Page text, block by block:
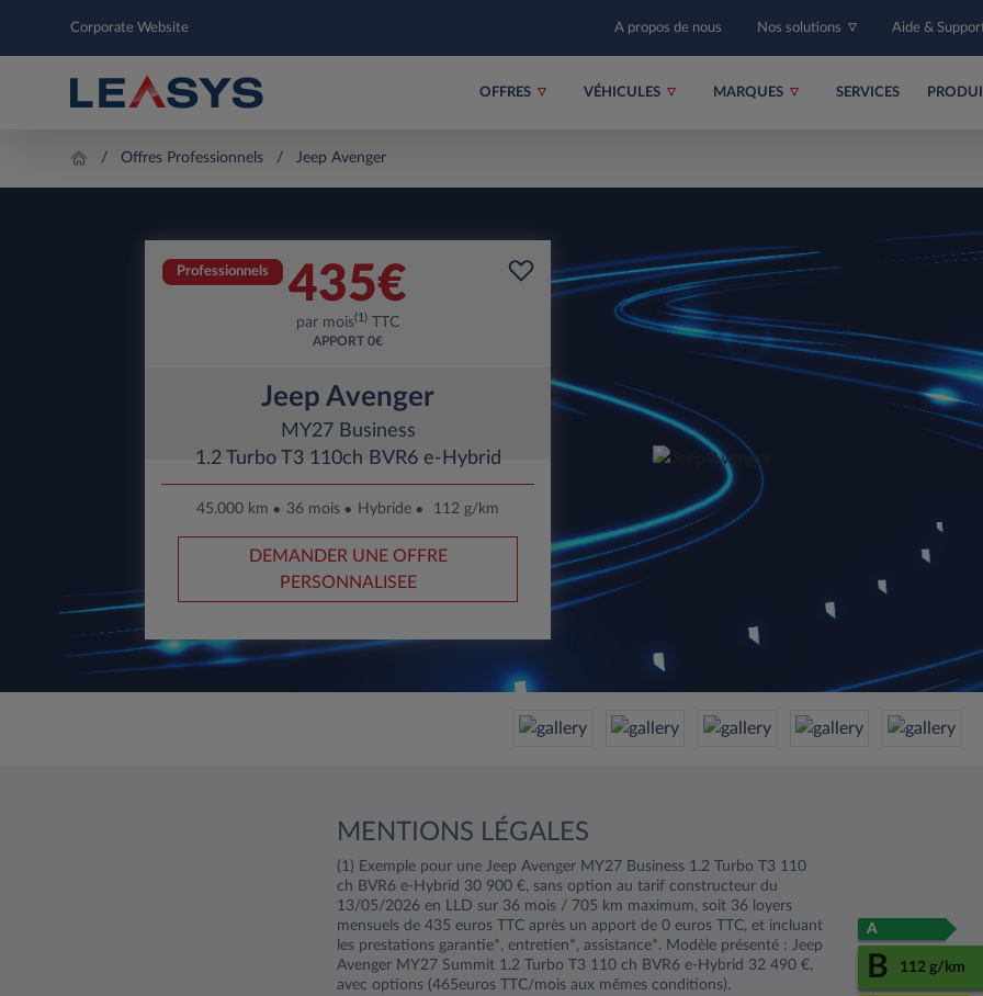
Corporate Website A propos de nous Nos solutions Aide &
OFFRES VÉHICULES MARQUES SERVICES
Offres Professionnels Jeep Avenger
Professionnels 435€
par mois(1) TTC
APPORT 0€
Jeep Avenger
MY27 Business
1.2 Turbo T3 110ch BVR6 e-Hybrid
45.000 km 36 mois Hybride 112 g/km
DEMANDER UNE OFFRE
PERSONNALISEE
MENTIONS LÉGALES
(1) Exemple pour une Jeep Avenger MY27 Business 1.2 Turbo T3 110
ch BVR6 e-Hybrid 30 900 €, sans option au tarif constructeur du
13/05/2026 en LLD sur 36 mois / 705 km maximum, soit 36 loyers
mensuels de 435 euros TTC après un apport de 0 euros TTC, et incluant
les prestations garantie*, entretien*, assistance*. Modèle présenté : Jeep
Avenger MY27 Summit 1.2 Turbo T3 110 ch BVR6 e-Hybrid 32 490 €,
avec options (465euros TTC/mois aux mêmes conditions).
A
B 112 g/km